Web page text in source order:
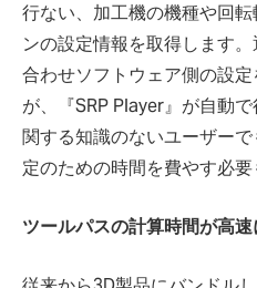
行ない、加工機の機種や回
ンの設定情報を取得します
合わせソフトウェア側の設
が、『SRP Player』が自動
関する知識のないユーザー
定のための時間を費やす必要
ツールパスの計算時間が高速